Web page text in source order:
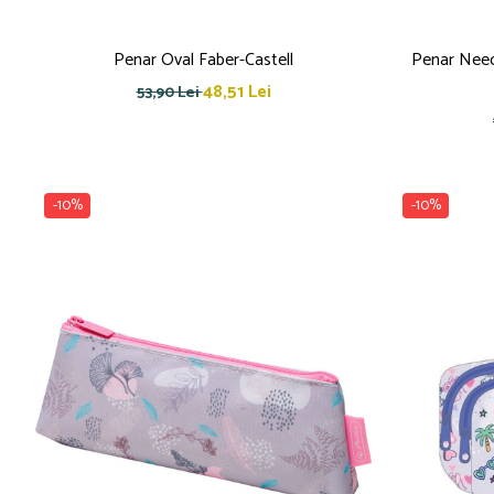
Creioane colorate
Pixuri
Rezerve stilouri
Măsurare și trasare
Organizare și Arhivare
Accesorii de organizare
Bibliorafturi
Caiete mecanice
Penar Oval Faber-Castell
53,90 Lei48,51 Lei
Penar
-10% -10%